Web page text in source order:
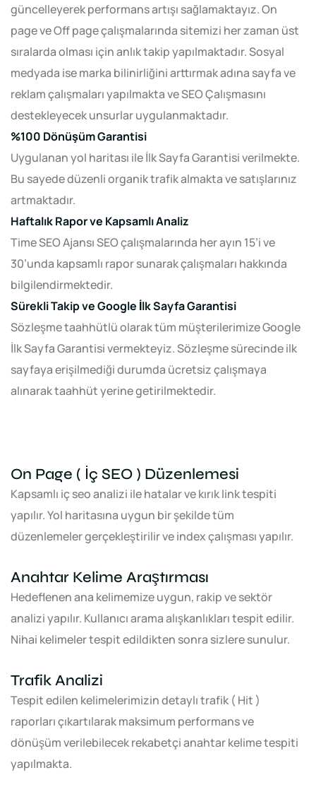
güncelleyerek performans artışı sağlamaktayız. On
page ve Off page çalışmalarında sitemizi her zaman üst
sıralarda olması için anlık takip yapılmaktadır. Sosyal
medyada ise marka bilinirliğini arttırmak adına sayfa ve
reklam çalışmaları yapılmakta ve SEO Çalışmasını
destekleyecek unsurlar uygulanmaktadır.
%100 Dönüşüm Garantisi
Uygulanan yol haritası ile İlk Sayfa Garantisi verilmekte.
Bu sayede düzenli organik trafik almakta ve satışlarınız
artmaktadır.
Haftalık Rapor ve Kapsamlı Analiz
Time SEO Ajansı SEO çalışmalarında her ayın 15’i ve
30’unda kapsamlı rapor sunarak çalışmaları hakkında
bilgilendirmektedir.
Sürekli Takip ve Google İlk Sayfa Garantisi
Sözleşme taahhütlü olarak tüm müşterilerimize Google
İlk Sayfa Garantisi vermekteyiz. Sözleşme sürecinde ilk
sayfaya erişilmediği durumda ücretsiz çalışmaya
alınarak taahhüt yerine getirilmektedir.
On Page ( İç SEO ) Düzenlemesi
Kapsamlı iç seo analizi ile hatalar ve kırık link tespiti
yapılır. Yol haritasına uygun bir şekilde tüm
düzenlemeler gerçekleştirilir ve index çalışması yapılır.
Anahtar Kelime Araştırması
Hedeflenen ana kelimemize uygun, rakip ve sektör
analizi yapılır. Kullanıcı arama alışkanlıkları tespit edilir.
Nihai kelimeler tespit edildikten sonra sizlere sunulur.
Trafik Analizi
Tespit edilen kelimelerimizin detaylı trafik ( Hit )
raporları çıkartılarak maksimum performans ve
dönüşüm verilebilecek rekabetçi anahtar kelime tespiti
yapılmakta.